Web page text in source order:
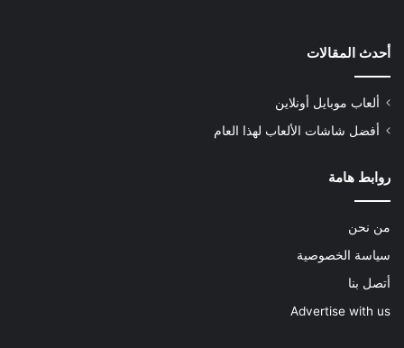
أحدث المقالات
ألعاب موبايل أونلاين
أفضل شاشات الألعاب لهذا العام
روابط هامة
من نحن
سياسة الخصوصية
أتصل بنا
Advertise with us